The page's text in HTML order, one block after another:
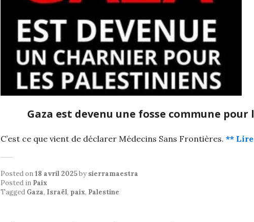
Gaza est devenu une fosse commune
C’est ce que vient de déclarer Médecins Sans Frontières. **
Posted on18 avril 2025by sierramaestra
Posted in Paix
Tagged Gaza, Israël, paix, Palestine